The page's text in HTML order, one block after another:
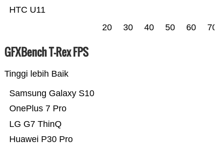
HTC U11
20 30 40 50 60 70
GFXBench T-Rex FPS
Tinggi lebih Baik
Huawei P30 Pro
LG G7 ThinQ
OnePlus 7 Pro
Samsung Galaxy S10